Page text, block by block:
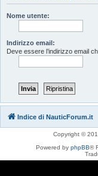
Nome utente:
Indirizzo email:
Deve essere l’indirizzo email
Indice di NauticForum.it
Copyright ©
Powered by phpBB®